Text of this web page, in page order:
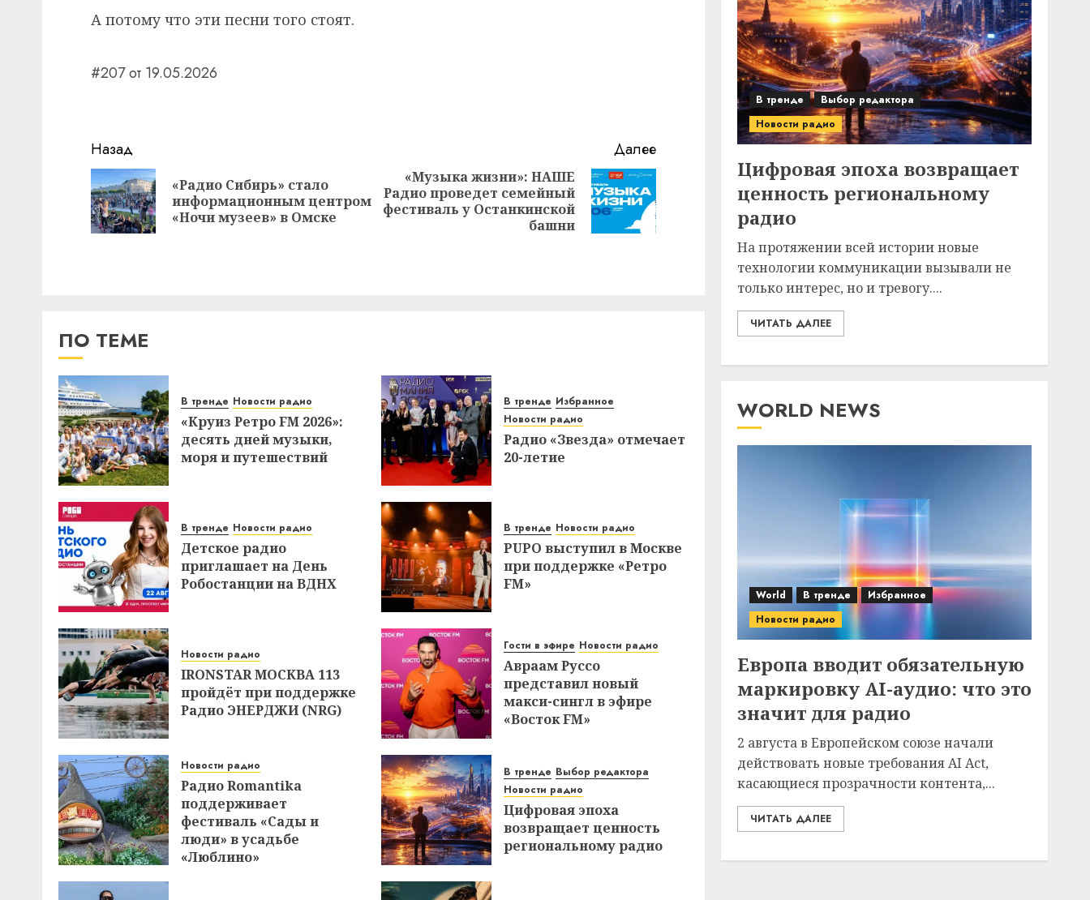
А потому что эти песни того стоят.
#207 от 19.05.2026
Навигация
записи
Назад
Предыдущая
запись:
«Радио Сибирь» стало
информационным центром
«Ночи музеев» в Омске
Далее
Следующая
запись:
«Музыка жизни»: НАШЕ
Радио проведет семейный
фестиваль у Останкинской
башни
ПО ТЕМЕ
В тренде Новости радио
«Круиз Ретро FM 2026»:
десять дней музыки,
моря и путешествий
В тренде Избранное
Новости радио
Радио «Звезда» отмечает
20-летие
В тренде Новости радио
Детское радио
приглашает на День
Робостанции на ВДНХ
В тренде Новости радио
PUPO выступил в Москве
при поддержке «Ретро
FM»
Новости радио
IRONSTAR МОСКВА 113
пройдёт при поддержке
Радио ЭНЕРДЖИ (NRG)
Гости в эфире Новости радио
Авраам Руссо
представил новый
макси-сингл в эфире
«Восток FM»
Новости радио
Радио Romantika
поддерживает
фестиваль «Сады и
люди» в усадьбе
«Люблино»
В тренде Выбор редактора
Новости радио
Цифровая эпоха
возвращает ценность
региональному радио
В тренде
Выбор редактора
Новости радио
Цифровая эпоха возвращает
ценность региональному
радио
На протяжении всей истории новые
технологии коммуникации вызывали не
только интерес, но и тревогу....
ЧИТАТЬ ДАЛЕЕ
WORLD NEWS
World В тренде
Избранное
Новости радио
Европа вводит обязательную
маркировку AI-аудио: что это
значит для радио
2 августа в Европейском союзе начали
действовать новые требования AI Act,
касающиеся прозрачности контента,...
ЧИТАТЬ ДАЛЕЕ